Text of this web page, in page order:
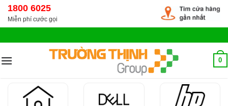
Chuyển
đến
dung
1800 6025
Miễn phí cước gọi
0